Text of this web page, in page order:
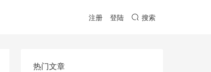
注册 登陆 搜索
热门文章